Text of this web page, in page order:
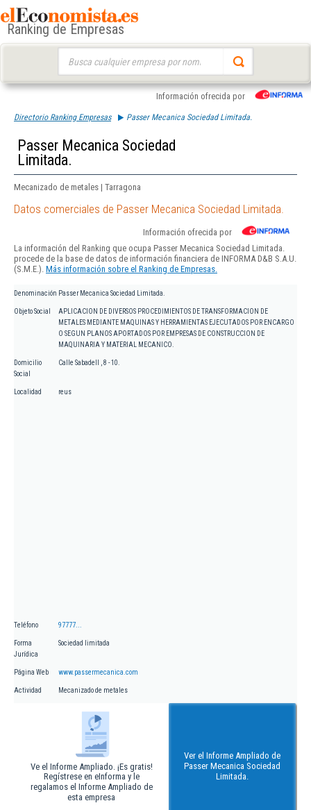
Ranking de Empresas
Información ofrecida por
Directorio Ranking Empresas Passer Mecanica Sociedad Limitada.
Passer Mecanica Sociedad
Limitada.
Mecanizado de metales | Tarragona
Datos comerciales de Passer Mecanica Sociedad Limitada.
Información ofrecida por
La información del Ranking que ocupa Passer Mecanica Sociedad Limitada.
procede de la base de datos de información financiera de INFORMA D&B S.A.U.
(S.M.E.). Más información sobre el Ranking de Empresas.
Denominación Passer Mecanica Sociedad Limitada.
Objeto Social
APLICACION DE DIVERSOS PROCEDIMIENTOS DE TRANSFORMACION DE
METALES MEDIANTE MAQUINAS Y HERRAMIENTAS EJECUTADOS POR ENCARGO
O SEGUN PLANOS APORTADOS POR EMPRESAS DE CONSTRUCCION DE
MAQUINARIA Y MATERIAL MECANICO.
Domicilio
Social
Calle Sabadell , 8 - 10.
Localidad reus
Teléfono 97777...
Forma
Jurídica
Sociedad limitada
Página Web www.passermecanica.com
Actividad Mecanizado de metales
Ve el Informe Ampliado. ¡Es gratis!
Regístrese en eInforma y le
regalamos el Informe Ampliado de
esta empresa
Ver el Informe Ampliado de
Passer Mecanica Sociedad
Limitada.